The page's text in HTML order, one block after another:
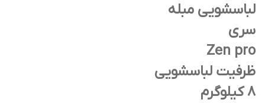
لباسشویی مبله
سری
Zen pro
ظرفیت لباسشویی
8 کیلوگرم